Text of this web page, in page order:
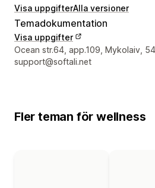
Visa uppgifterAlla versioner
Temadokumentation
Visa uppgifter
Designerns kontaktuppgifter
Ocean str.64, app.109, Mykolaiv,
support@softali.net
Fler teman för wellness